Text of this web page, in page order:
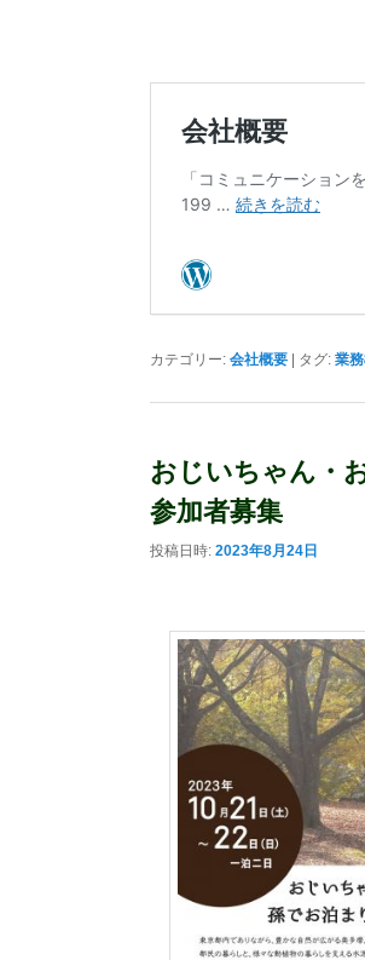
カテゴリー: 会社概要 タグ: 業
おじいちゃん・
参加者募集
投稿日時: 2023年8月24日